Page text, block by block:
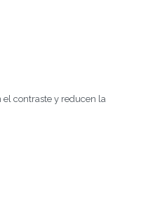
contraste y reducen la